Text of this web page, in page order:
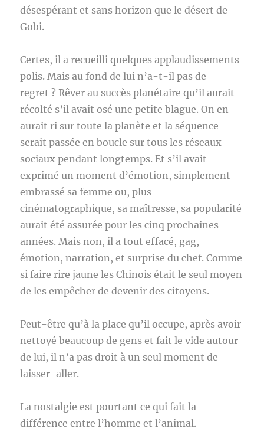
désespérant et sans horizon que le désert de
Gobi.
Certes, il a recueilli quelques applaudissements
polis. Mais au fond de lui n’a-t-il pas de
regret ? Rêver au succès planétaire qu’il aurait
récolté s’il avait osé une petite blague. On en
aurait ri sur toute la planète et la séquence
serait passée en boucle sur tous les réseaux
sociaux pendant longtemps. Et s’il avait
exprimé un moment d’émotion, simplement
embrassé sa femme ou, plus
cinématographique, sa maîtresse, sa popularité
aurait été assurée pour les cinq prochaines
années. Mais non, il a tout effacé, gag,
émotion, narration, et surprise du chef. Comme
si faire rire jaune les Chinois était le seul moyen
de les empêcher de devenir des citoyens.
Peut-être qu’à la place qu’il occupe, après avoir
nettoyé beaucoup de gens et fait le vide autour
de lui, il n’a pas droit à un seul moment de
laisser-aller.
La nostalgie est pourtant ce qui fait la
différence entre l’homme et l’animal.